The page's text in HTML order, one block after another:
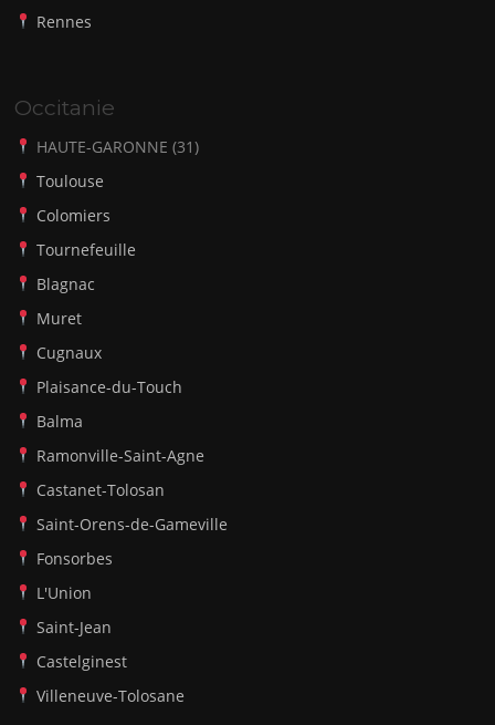
Rennes
Occitanie
HAUTE-GARONNE (31)
Toulouse
Colomiers
Tournefeuille
Blagnac
Muret
Cugnaux
Plaisance-du-Touch
Balma
Ramonville-Saint-Agne
Castanet-Tolosan
Saint-Orens-de-Gameville
Fonsorbes
L'Union
Saint-Jean
Castelginest
Villeneuve-Tolosane